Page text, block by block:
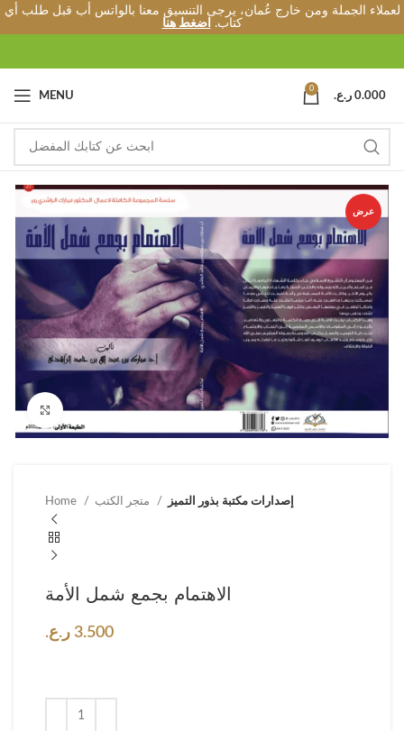
لعملاء الجملة ومن خارج عُمان، يرجى التنسيق معنا بالواتس أب قبل طلب أي
كتاب.
اضغط هنا
MENU
0
0.000 ر.ع.
عرض
Click to enlarge
Home إصدارات مكتبة بذور التميز
الاهتمام بجمع شمل الأمة
3.500 ر.ع.